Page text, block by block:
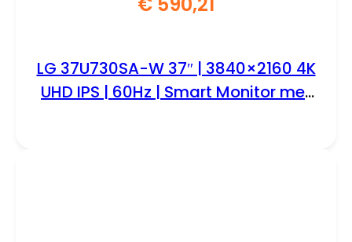
LG 37U730SA-W 37″ | 3840×2160 4K
UHD IPS | 60Hz | Smart Monitor met